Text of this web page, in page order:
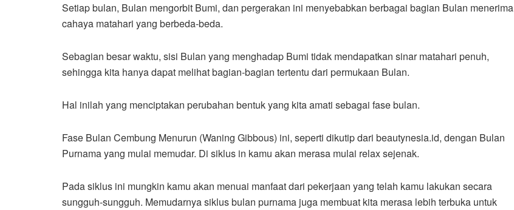
Setiap bulan, Bulan mengorbit Bumi, dan pergerakan ini menyebabkan berbagai bagian Bulan menerima
cahaya matahari yang berbeda-beda.
Sebagian besar waktu, sisi Bulan yang menghadap Bumi tidak mendapatkan sinar matahari penuh,
sehingga kita hanya dapat melihat bagian-bagian tertentu dari permukaan Bulan.
Hal inilah yang menciptakan perubahan bentuk yang kita amati sebagai fase bulan.
Fase Bulan Cembung Menurun (Waning Gibbous) ini, seperti dikutip dari beautynesia.id, dengan Bulan
Purnama yang mulai memudar. Di siklus in kamu akan merasa mulai relax sejenak.
Pada siklus ini mungkin kamu akan menuai manfaat dari pekerjaan yang telah kamu lakukan secara
sungguh-sungguh. Memudarnya siklus bulan purnama juga membuat kita merasa lebih terbuka untuk